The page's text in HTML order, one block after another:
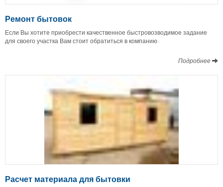
Ремонт бытовок
Если Вы хотите приобрести качественное быстровозводимое задание
для своего участка Вам стоит обратиться в компанию
Подробнее
Расчет материала для бытовки